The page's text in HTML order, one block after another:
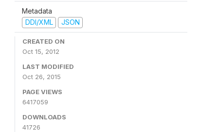
Metadata
DDI/XML
JSON
CREATED ON
Oct 15, 2012
LAST MODIFIED
Oct 26, 2015
PAGE VIEWS
6417059
DOWNLOADS
41726